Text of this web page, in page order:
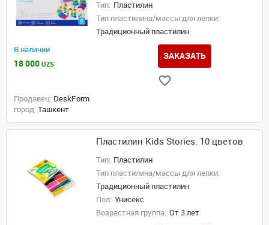
Тип: Пластилин
Тип пластилина/массы для лепки:
Традиционный пластилин
В наличии
18 000 UZS
ЗАКАЗАТЬ
Продавец: DeskForm
город: Ташкент
Пластилин Kids Stories. 10 цветов
Тип: Пластилин
Тип пластилина/массы для лепки:
Традиционный пластилин
Пол: Унисекс
Возрастная группа: От 3 лет